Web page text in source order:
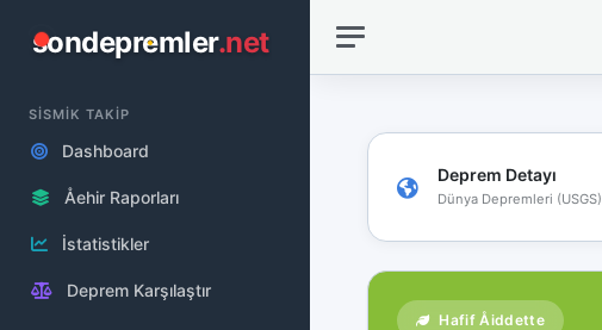
sondepremler.net
SİSMİK TAKİP
Dashboard
Åehir Raporları
İstatistikler
Deprem Karşılaştır
Deprem Detayı
Dünya Depremleri (USGS)
Hafif Åiddette